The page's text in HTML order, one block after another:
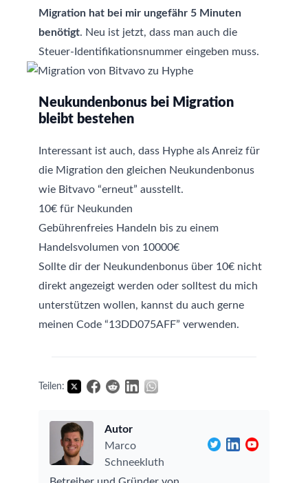
Migration hat bei mir ungefähr 5 Minuten
benötigt. Neu ist jetzt, dass man auch die
Steuer-Identifikationsnummer eingeben muss.
Neukundenbonus bei Migration
bleibt bestehen
Interessant ist auch, dass Hyphe als Anreiz für
die Migration den gleichen Neukundenbonus
wie Bitvavo “erneut” ausstellt.
10€ für Neukunden
Gebührenfreies Handeln bis zu einem
Handelsvolumen von 10000€
Sollte dir der Neukundenbonus über 10€ nicht
direkt angezeigt werden oder solltest du mich
unterstützen wollen, kannst du auch gerne
meinen Code “13DD075AFF” verwenden.
Teilen:
Autor
Marco
Schneekluth